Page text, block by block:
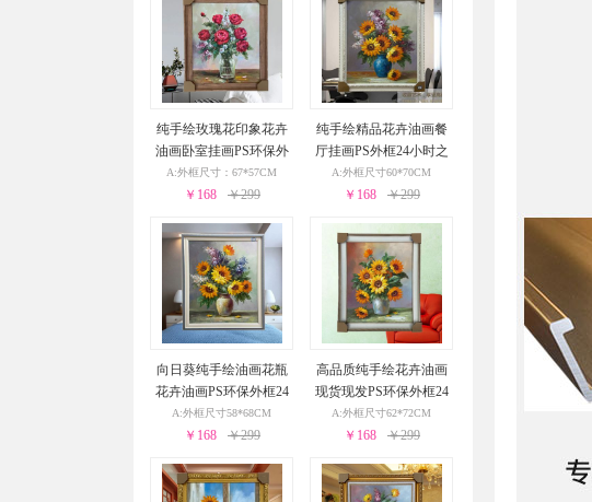
纯手绘玫瑰花印象花卉
油画卧室挂画PS环保外
框24小时之内发货
A:外框尺寸：67*57CM
￥168 ￥299
纯手绘精品花卉油画餐
厅挂画PS外框24小时之
内发货
A:外框尺寸60*70CM
￥168 ￥299
向日葵纯手绘油画花瓶
花卉油画PS环保外框24
小时之内发货
A:外框尺寸58*68CM
￥168 ￥299
高品质纯手绘花卉油画
现货现发PS环保外框24
小时之内发货
A:外框尺寸62*72CM
￥168 ￥299